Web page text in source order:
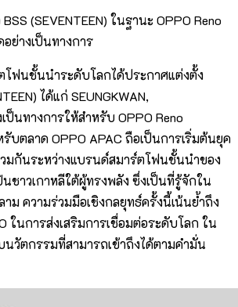
(SEVENTEEN) ในฐานะ OPPO Reno
ย่างเป็นทางการ
โฟนชั้นนำระดับโลกได้ประกาศแต่งตั้ง
ได้แก่ SEUNGKWAN,
ป็นทางการให้สำหรับ OPPO Reno
บตลาด OPPO APAC ถือเป็นการเริ่มต้นยุค
มกันระหว่างแบรนด์สมาร์ตโฟนชั้นนำของ
ชาวเกาหลีใต้ผู้ทรงพลัง ซึ่งเป็นที่รู้จักใน
ม ความร่วมมือเชิงกลยุทธ์ครั้งนี้เน้นย้ำถึง
ในการส่งเสริมการเชื่อมต่อระดับโลก ใน
วัตกรรมที่สามารถเข้าถึงได้ตามคำมั่น